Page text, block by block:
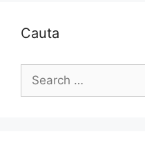
Cauta
Search
for: